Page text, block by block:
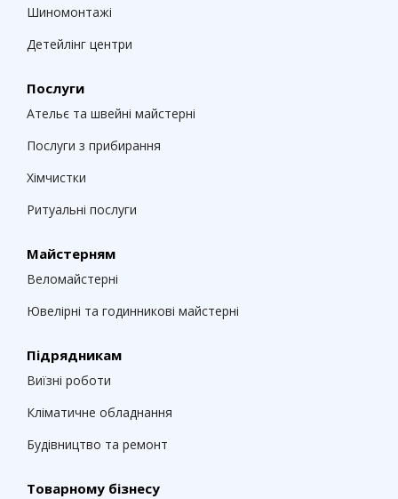
Шиномонтажі
Детейлінг центри
Послуги
Ательє та швейні майстерні
Послуги з прибирання
Хімчистки
Ритуальні послуги
Майстерням
Веломайстерні
Ювелірні та годинникові майстерні
Підрядникам
Виїзні роботи
Кліматичне обладнання
Будівництво та ремонт
Товарному бізнесу